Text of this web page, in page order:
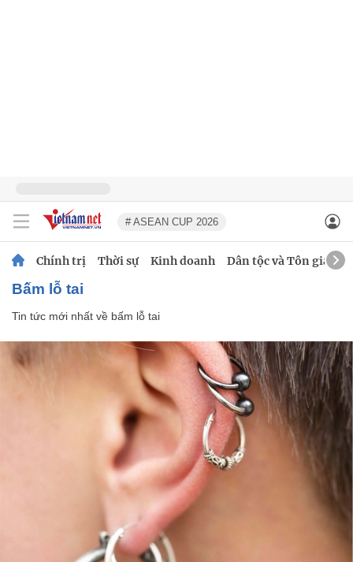
# ASEAN CUP 2026
Chính trị Thời sự Kinh doanh Dân tộc và Tôn giáo
bấm lỗ tai
Tin tức mới nhất về bấm lỗ tai